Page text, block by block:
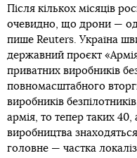
Після кількох місяців
очевидно, що дрони —
пише Reuters. Україна
державний проєкт
приватних виробників
повномасштабного
виробників
армія, то тепер таких 40,
виробництва
головне — частка